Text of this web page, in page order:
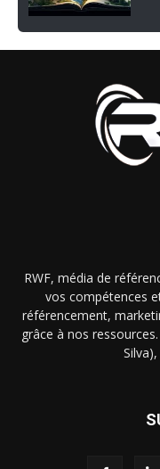
RWF, média de
vos compétences
référencement,
grâce à nos